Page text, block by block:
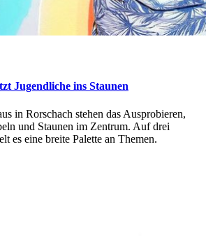
Jugendliche ins Staunen
in Rorschach stehen das Ausprobieren,
und Staunen im Zentrum. Auf drei
es eine breite Palette an Themen.